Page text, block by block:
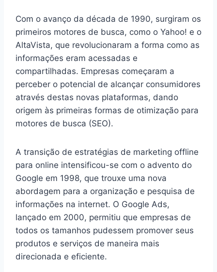
Com o avanço da década de 1990, surgiram os
primeiros motores de busca, como o Yahoo! e o
AltaVista, que revolucionaram a forma como as
informações eram acessadas e
compartilhadas. Empresas começaram a
perceber o potencial de alcançar consumidores
através destas novas plataformas, dando
origem às primeiras formas de otimização para
motores de busca (SEO).
A transição de estratégias de marketing offline
para online intensificou-se com o advento do
Google em 1998, que trouxe uma nova
abordagem para a organização e pesquisa de
informações na internet. O Google Ads,
lançado em 2000, permitiu que empresas de
todos os tamanhos pudessem promover seus
produtos e serviços de maneira mais
direcionada e eficiente.